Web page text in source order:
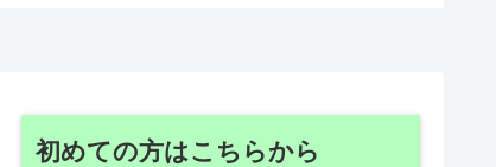
初めての方はこちらから